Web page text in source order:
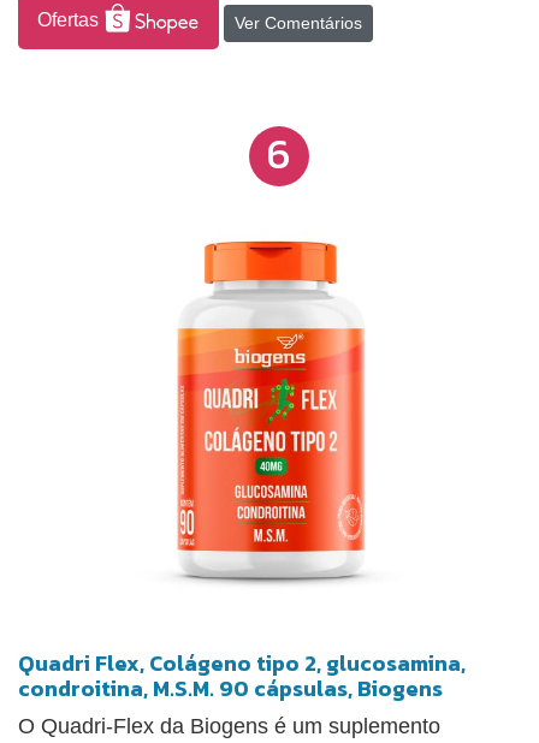
CONTÉM 600 mg de MSM (metilsulfonilmetano): O
MSM é um composto orgânico rico em enxofre,
Ofertas Ver Comentários
6
Quadri Flex, Colágeno tipo 2, glucosamina,
condroitina, M.S.M. 90 cápsulas, Biogens
O Quadri-Flex da Biogens é um suplemento